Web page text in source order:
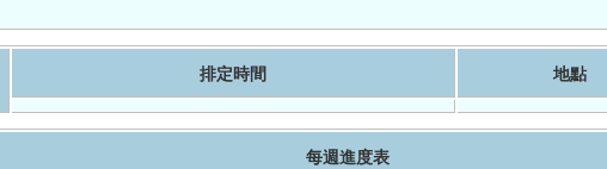
排定時間 地點
每週進度表